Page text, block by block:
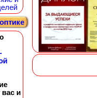
вас и